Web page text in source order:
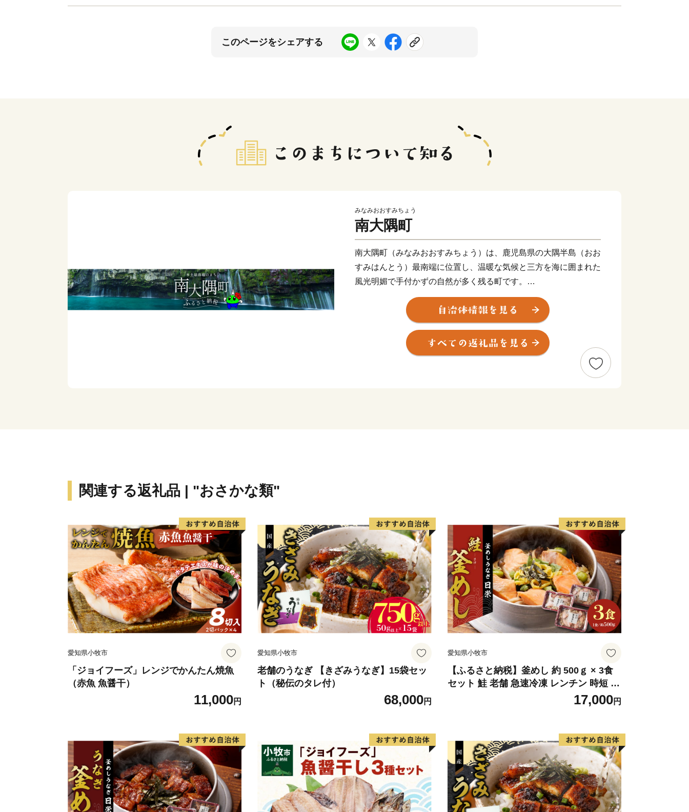
このページをシェアする
みなみおおすみちょう
南大隅町
南大隅町（みなみおおすみちょう）は、鹿児島県の大隅半島（おお
すみはんとう）最南端に位置し、温暖な気候と三方を海に囲まれた
風光明媚で手付かずの自然が多く残る町です。
佐多岬（さたみさき）の近くを北緯31度線が通過しており、エジ
プトのカイロ、インドのニューデリー、中国の上海等と同緯度上に
南大隅町は、温暖な気候を活かした農業、畜産業、水産業が盛ん
▼パッションフルーツ：芳醇な香りと濃厚な甘み・爽やかな酸味
▼さつまいも：甘さが人気の紅はるか
▼日本みつばちの蜂蜜：貴重な日本みつばちの天然百花蜜
▼スイーツ：地元食材を使った手作りスイーツ
▼びわ茶：国産びわの葉、ノンカフェイン
▼菊芋コーヒー：自然な甘みと香ばしさ、ノンカフェイン
▼スキンケア＆ヘアケア：植物エキスにこだわった自然派ケア
▼ダレスバッグ：職人手作りの一生もの
▼薔薇（ばら）：農園直送、極上の華やかな花束便
関連する返礼品 | "おさかな類"
愛知県小牧市
「ジョイフーズ」レンジでかんたん焼魚
（赤魚 魚醤干）
11,000円
愛知県小牧市
老舗のうなぎ 【きざみうなぎ】15袋セッ
ト（秘伝のタレ付）
68,000円
愛知県小牧市
【ふるさと納税】釜めし 約 500ｇ × 3食
セット 鮭 老舗 急速冷凍 レンチン 時短 簡
単調理 食品 加工品 海鮮 手作り ほくほく
ご飯 お弁当 おにぎり お茶漬け お取り寄
17,000円